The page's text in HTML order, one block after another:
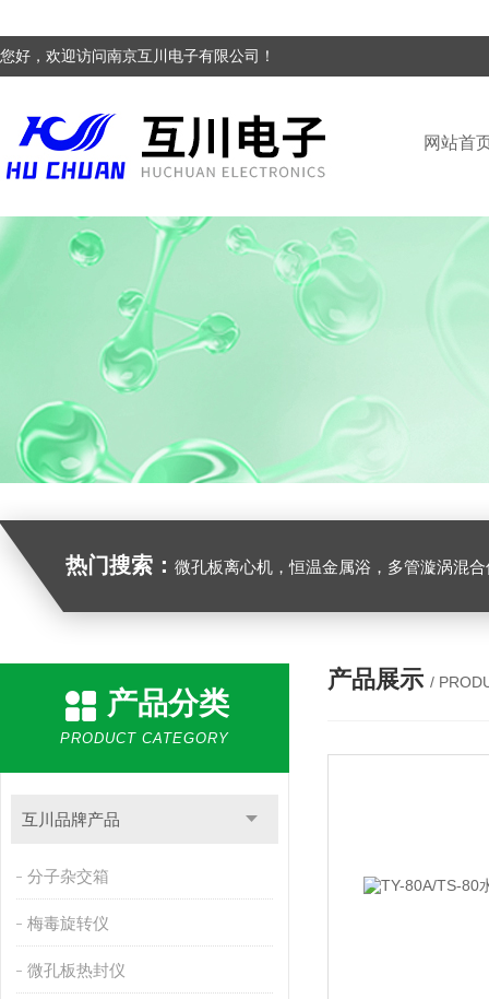
您好，欢迎访问南京互川电子有限公司！
网站首
热门搜索： 微孔板离心机，恒温金属浴，多管漩涡混合仪，梅毒旋转仪,红外线灭菌器，微孔板恒温振荡器，恒温混匀仪，水平摇床，牛奶抗生素恒
产品分类
PRODUCT CATEGORY
互川品牌产品
分子杂交箱
梅毒旋转仪
微孔板热封仪
产品展示 /